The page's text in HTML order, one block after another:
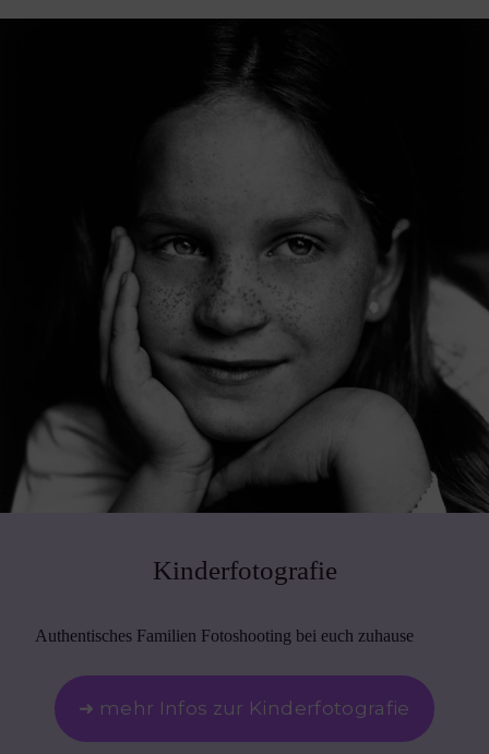
Kinderfotografie
Authentisches Familien Fotoshooting bei euch zuhause
➜ mehr Infos zur Kinderfotografie